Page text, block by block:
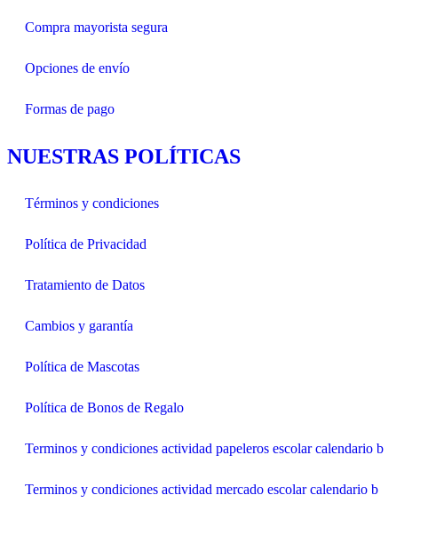
Compra mayorista segura
Opciones de envío
Formas de pago
NUESTRAS POLÍTICAS
Términos y condiciones
Política de Privacidad
Tratamiento de Datos
Cambios y garantía
Política de Mascotas
Política de Bonos de Regalo
Terminos y condiciones actividad papeleros escolar calendario b
Terminos y condiciones actividad mercado escolar calendario b